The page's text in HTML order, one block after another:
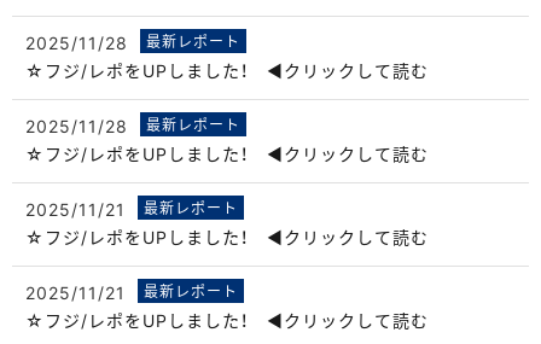
2025/11/28 最新レポート
☆フジ/レポをUPしました！ ◀クリックして読む
2025/11/28 最新レポート
☆フジ/レポをUPしました！ ◀クリックして読む
2025/11/21 最新レポート
☆フジ/レポをUPしました！ ◀クリックして読む
2025/11/21 最新レポート
☆フジ/レポをUPしました！ ◀クリックして読む